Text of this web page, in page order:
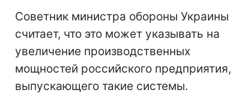
Советник министра обороны Украины
считает, что это может указывать на
увеличение производственных
мощностей российского предприятия,
выпускающего такие системы.